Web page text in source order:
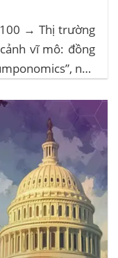
→ Thị trường
vĩ mô: đồng
nhà